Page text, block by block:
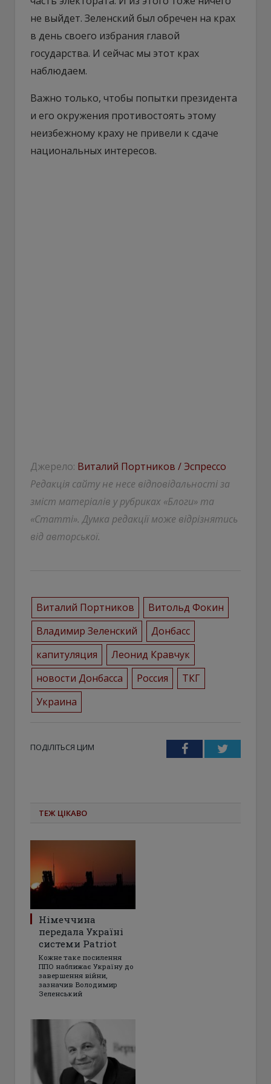
не выйдет. Зеленский был обречен на крах
в день своего избрания главой
государства. И сейчас мы этот крах
наблюдаем.
Важно только, чтобы попытки президента
и его окружения противостоять этому
неизбежному краху не привели к сдаче
национальных интересов.
Джерело: Виталий Портников / Эспрессо
Редакція сайту не несе відповідальності за
зміст матеріалів у рубриках «Блоги» та
«Статті». Думка редакції може відрізнятись
від авторської.
Виталий Портников
Витольд Фокин
Владимир Зеленский
Донбасс
капитуляция
Леонид Кравчук
новости Донбасса
Россия
ТКГ
Украина
ПОДІЛІТЬСЯ ЦИМ FacebookTwitter
ТЕЖ ЦІКАВО
Німеччина
передала Україні
системи Patriot
Кожне таке посилення
ППО наближає Україну до
завершення війни,
зазначив Володимир
Зеленський